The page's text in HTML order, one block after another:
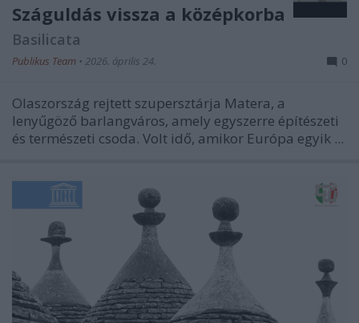
Száguldás vissza a középkorba
Basilicata
Publikus Team • 2026. április 24. 0
Olaszország rejtett szupersztárja Matera, a
lenyűgöző barlangváros, amely egyszerre építészeti
és természeti csoda. Volt idő, amikor Európa egyik ...